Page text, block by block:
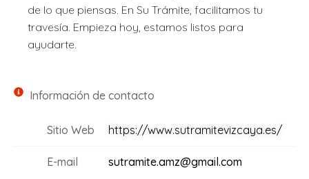
de lo que piensas. En Su Trámite, facilitamos tu
travesía. Empieza hoy, estamos listos para
ayudarte.
Información de contacto
Sitio Web https://www.sutramitevizcaya.es/
E-mail sutramite.amz@gmail.com